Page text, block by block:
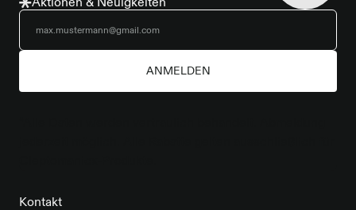
Kontakt
Aktionen & Neuigkeiten
ANMELDEN